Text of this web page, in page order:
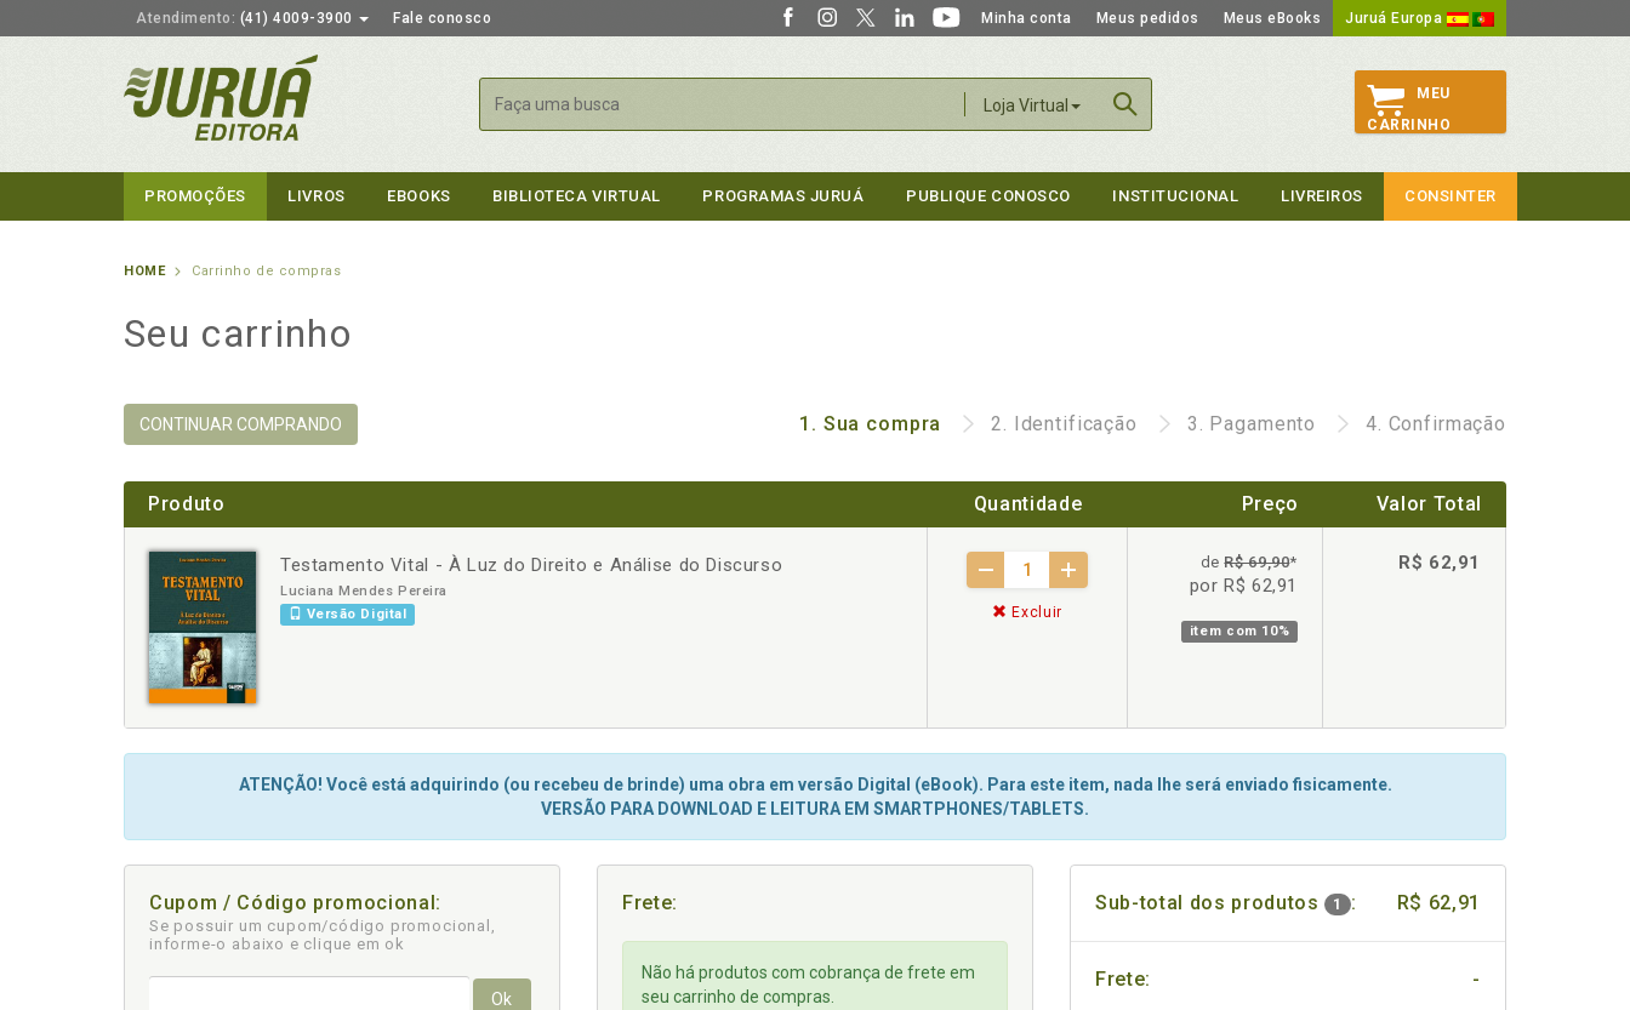
Atendimento: (41) 4009-3900 Fale conosco Minha conta Meus pedidos Meus eBooks Juruá Europa
Loja Virtual
Buscar
MEU
CARRINHO
PROMOÇÕES LIVROS EBOOKS BIBLIOTECA VIRTUAL PROGRAMAS JURUÁ PUBLIQUE CONOSCO INSTITUCIONAL LIVREIROS CONSINTER
HOME Carrinho de compras
Seu carrinho
CONTINUAR COMPRANDO 1. Sua compra 2. Identificação 3. Pagamento 4. Confirmação
Produto Quantidade Preço Valor Total
Testamento Vital - À Luz do Direito e Análise do Discurso
Luciana Mendes Pereira
Versão Digital
- +
Excluir
deR$ 69,90*
por R$ 62,91
item com 10%
R$ 62,91
ATENÇÃO! Você está adquirindo (ou recebeu de brinde) uma obra em versão Digital (eBook). Para este item, nada lhe será enviado fisicamente.
VERSÃO PARA DOWNLOAD E LEITURA EM SMARTPHONES/TABLETS.
Cupom / Código promocional:
Se possuir um cupom/código promocional,
informe-o abaixo e clique em ok
Ok
Frete:
Não há produtos com cobrança de frete em
seu carrinho de compras.
Sub-total dos produtos 1 : R$ 62,91
Frete: -